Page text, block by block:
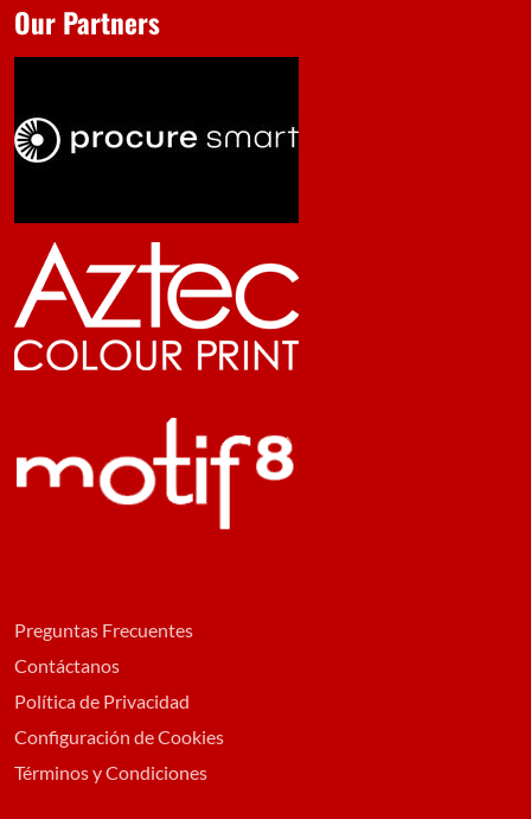
Preguntas Frecuentes
Contáctanos
Política de Privacidad
Configuración de Cookies
Términos y Condiciones
Our Partners